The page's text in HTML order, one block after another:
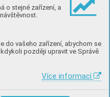
o stejné zařízení, a
do vašeho zařízení, abychom se
později upravit ve Správě
Více informací